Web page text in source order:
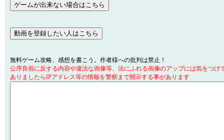
無料ゲーム攻略、感想を書こう。作者様への批判は禁止！
公序良俗に反する内容や違法な画像等、法にふれる画像のアップには気をつけ
ありましたらIPアドレス等の情報を警察まで開示する事があります